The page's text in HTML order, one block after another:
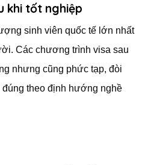
khi tốt nghiệp
sinh viên quốc tế lớn nhất
Các chương trình visa sau
nhưng cũng phức tạp, đòi
theo định hướng nghề